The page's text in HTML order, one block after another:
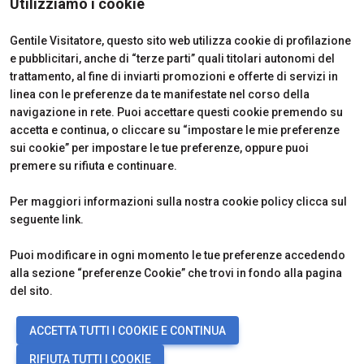
Utilizziamo i cookie
Gentile Visitatore, questo sito web utilizza cookie di profilazione
e pubblicitari, anche di “terze parti” quali titolari autonomi del
trattamento, al fine di inviarti promozioni e offerte di servizi in
linea con le preferenze da te manifestate nel corso della
navigazione in rete. Puoi accettare questi cookie premendo su
accetta e continua, o cliccare su “impostare le mie preferenze
sui cookie” per impostare le tue preferenze, oppure puoi
premere su rifiuta e continuare.
Per maggiori informazioni sulla nostra cookie policy clicca sul
seguente link.
Puoi modificare in ogni momento le tue preferenze accedendo
alla sezione “preferenze Cookie” che trovi in fondo alla pagina
del sito.
ACCETTA TUTTI I COOKIE E CONTINUA
RIFIUTA TUTTI I COOKIE
Area Riservata Espositori
Info Utili per Esporre
CERTIFICATIONS
© 2026ITALIAN EXHIBITION GROUP SpA - Via Emilia 155, 47921 Rimini
(Italy) - Registro Imprese Rimini e C.F./P.I. 00139440408 - Cap. Soc.
52.214.897 i.v. -Copyright & disclaimer